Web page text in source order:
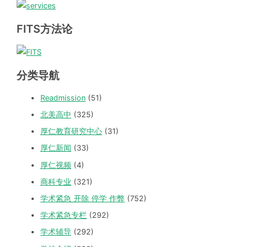
FITS方法论
分类导航
Readmission (51)
北美高中 (325)
厚仁教育研究中心 (31)
厚仁新闻 (33)
厚仁视频 (4)
商科专业 (321)
学术紧急 开除 停学 作弊 (752)
学术紧急专栏 (292)
学术辅导 (292)